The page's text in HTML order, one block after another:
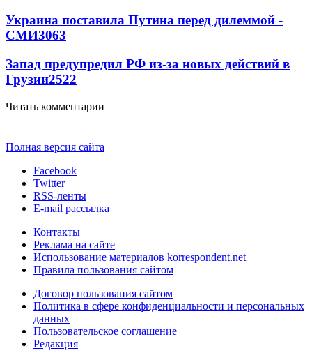
Украина поставила Путина перед дилеммой -
СМИ3063
Запад предупредил РФ из-за новых действий в
Грузии2522
Читать комментарии
Полная версия сайта
Facebook
Twitter
RSS-ленты
E-mail рассылка
Контакты
Реклама на сайте
Использование материалов korrespondent.net
Правила пользования сайтом
Договор пользования сайтом
Политика в сфере конфиденциальности и персональных
данных
Пользовательское соглашение
Редакция